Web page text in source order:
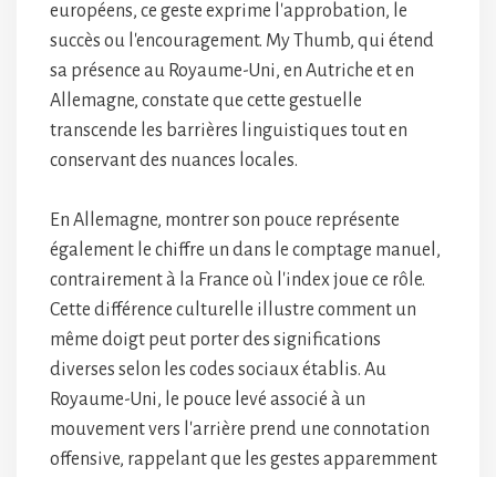
européens, ce geste exprime l'approbation, le
succès ou l'encouragement. My Thumb, qui étend
sa présence au Royaume-Uni, en Autriche et en
Allemagne, constate que cette gestuelle
transcende les barrières linguistiques tout en
conservant des nuances locales.
En Allemagne, montrer son pouce représente
également le chiffre un dans le comptage manuel,
contrairement à la France où l'index joue ce rôle.
Cette différence culturelle illustre comment un
même doigt peut porter des significations
diverses selon les codes sociaux établis. Au
Royaume-Uni, le pouce levé associé à un
mouvement vers l'arrière prend une connotation
offensive, rappelant que les gestes apparemment